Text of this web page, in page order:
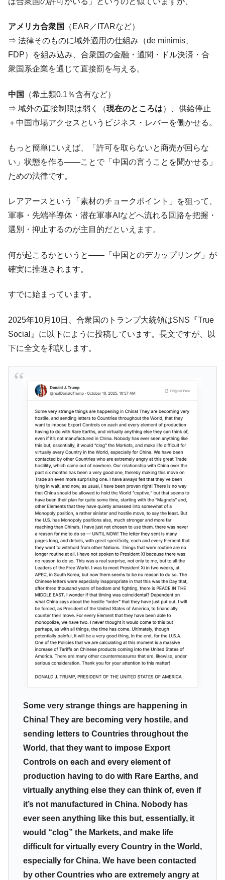
アメリカ合衆国
（EAR／ITARなど）
⇒ 法律そのものに域外適用の仕組み（de minimis、
FDP）を組み込み、合衆国の金融・通関・ドル決済・合
衆国系企業を通じて直接罰を与える。
中国
（希土類0.1％含有など）
⇒ 域外の直接制限は弱く（現在のところは）、供給停止
＋中国市場アクセスというビジネス・レバーを働かせる。
もっと簡単にいえば、「許可を取らないと商売が回らな
い」状態を作る――ことで「中国の言うことを聞かせる」
ための法律です。
レアアースという「素材のチョークポイント」を狙って、
軍事・先端半導体・潜在軍事AIなどへ流れる回路を把握・
選別・抑止するのが主目的だといえます。
何が起こるかというと――「中国とのデカップリング」が
確実に推進されます。
すでに始まっています。
2025年10月10日、合衆国のトランプ大統領はSNS『True
Social』に以下にように投稿しています。長文ですが、以
下に全文を和訳します。
Some very strange things are happening in
China! They are becoming very hostile, and
sending letters to Countries throughout the
World, that they want to impose Export
Controls on each and every element of
production having to do with Rare Earths, and
virtually anything else they can think of, even if
it’s not manufactured in China. Nobody has
ever seen anything like this but, essentially, it
would “clog” the Markets, and make life
difficult for virtually every Country in the World,
especially for China. We have been contacted
by other Countries who are extremely angry at